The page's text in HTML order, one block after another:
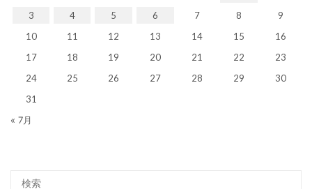
3
4 5 6 7 8
9
10
11 12 13 14 15
16
17
18 19 20 21 22
23
24
25 26 27 28 29
30
31
« 7月